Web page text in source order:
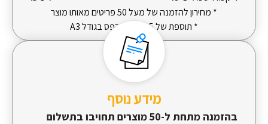
* מחירון להזמנה של מעל 50 פריטים מאותו מוצר
* תוספת של 5 ש"ח להדפס בגודל A3
מידע נוסף
בהזמנה מתחת ל-50 מוצרים תחויבו בתשלום